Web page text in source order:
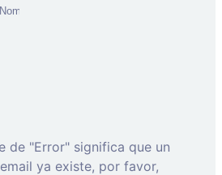
de "Error" significa que un
ya existe, por favor,